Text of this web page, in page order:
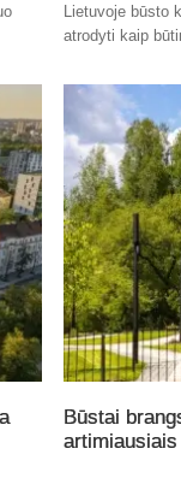
Lietuvoje būsto
atrodyti kaip
Būstai